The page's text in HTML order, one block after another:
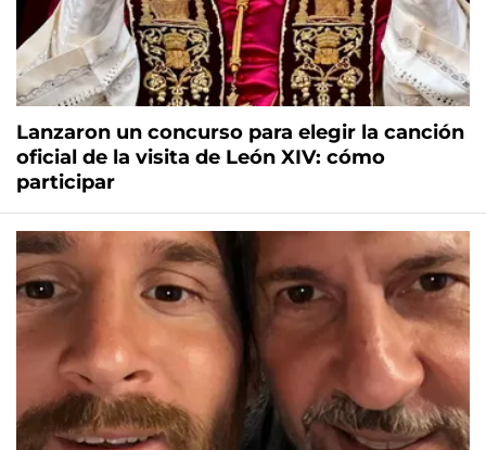
Lanzaron un concurso para elegir la canción
oficial de la visita de León XIV: cómo
participar